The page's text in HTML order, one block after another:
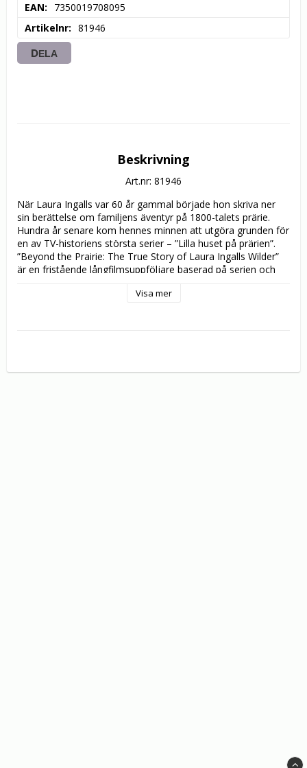
EAN
7350019708095
Artikelnr
81946
DELA
Beskrivning
Art.nr: 81946
När Laura Ingalls var 60 år gammal började hon skriva ner
sin berättelse om familjens äventyr på 1800-talets prärie.
Hundra år senare kom hennes minnen att utgöra grunden för
en av TV-historiens största serier – ”Lilla huset på prärien”.
”Beyond the Prairie: The True Story of Laura Ingalls Wilder”
är en fristående långfilmsuppföljare baserad på serien och
Visa mer